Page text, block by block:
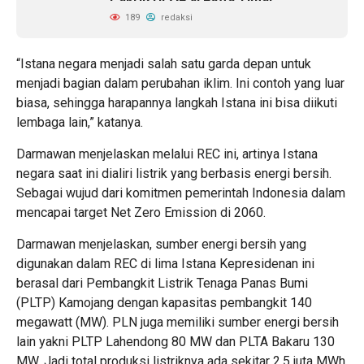
189 redaksi
“Istana negara menjadi salah satu garda depan untuk
menjadi bagian dalam perubahan iklim. Ini contoh yang luar
biasa, sehingga harapannya langkah Istana ini bisa diikuti
lembaga lain,” katanya.
Darmawan menjelaskan melalui REC ini, artinya Istana
negara saat ini dialiri listrik yang berbasis energi bersih.
Sebagai wujud dari komitmen pemerintah Indonesia dalam
mencapai target Net Zero Emission di 2060.
Darmawan menjelaskan, sumber energi bersih yang
digunakan dalam REC di lima Istana Kepresidenan ini
berasal dari Pembangkit Listrik Tenaga Panas Bumi
(PLTP) Kamojang dengan kapasitas pembangkit 140
megawatt (MW). PLN juga memiliki sumber energi bersih
lain yakni PLTP Lahendong 80 MW dan PLTA Bakaru 130